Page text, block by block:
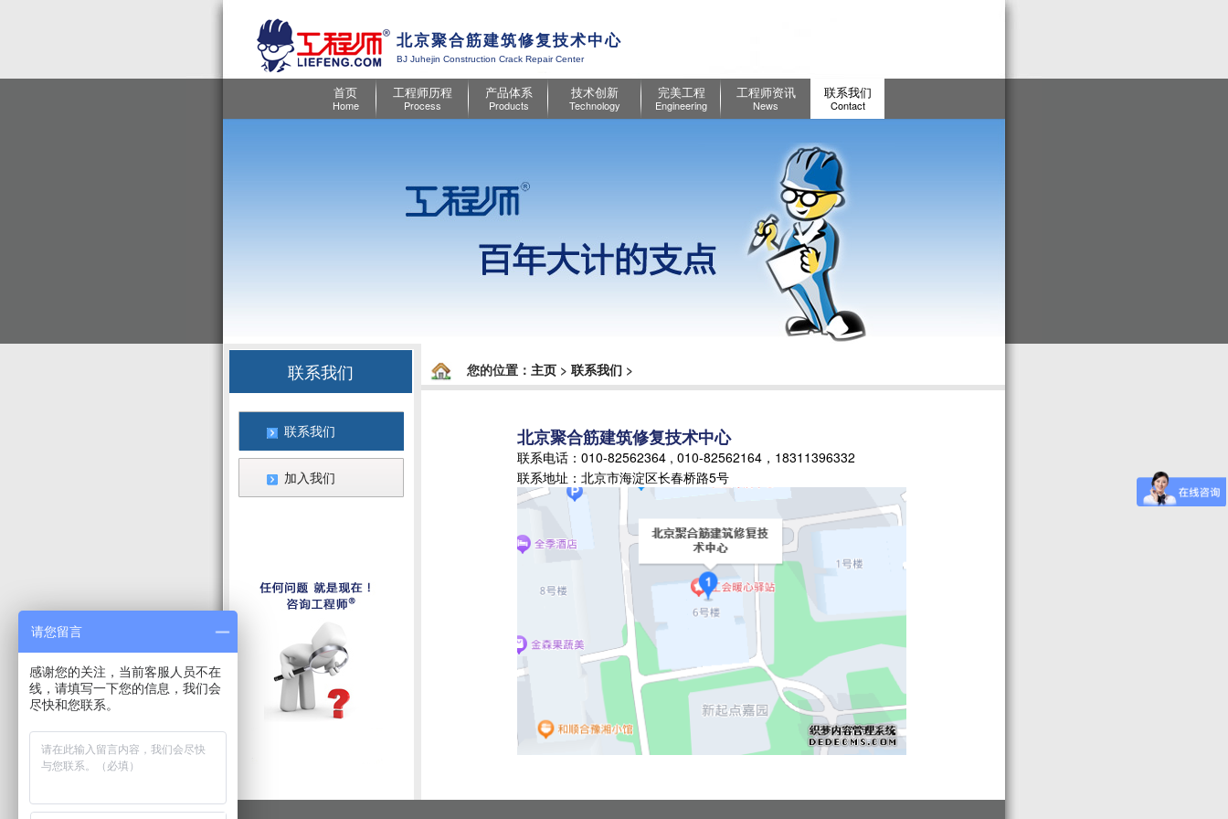
北京聚合筋建筑修复技术中心
BJ Juhejin Construction Crack Repair Center
首页
Home
工程师历程
Process
产品体系
Products
技术创新
Technology
完美工程
Engineering
工程师资讯
News
联系我们
Contact
联系我们
联系我们
加入我们
您的位置： 主页 > 联系我们 >
北京聚合筋建筑修复技术中心
联系电话：010-82562364 , 010-82562164，18311396332
联系地址：北京市海淀区长春桥路5号
请您留言
感谢您的关注，当前客服人员不在
线，请填写一下您的信息，我们会
尽快和您联系。